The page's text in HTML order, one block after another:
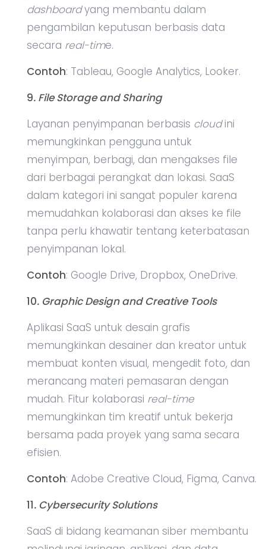
dashboardyang membantu dalam
pengambilan keputusan berbasis data
secara real-time.
Contoh: Tableau, Google Analytics, Looker.
9. File Storage and Sharing
Layanan penyimpanan berbasis cloudini
memungkinkan pengguna untuk
menyimpan, berbagi, dan mengakses file
dari berbagai perangkat dan lokasi. SaaS
dalam kategori ini sangat populer karena
memudahkan kolaborasi dan akses ke file
tanpa perlu khawatir tentang keterbatasan
penyimpanan lokal.
Contoh: Google Drive, Dropbox, OneDrive.
10. Graphic Design and Creative Tools
Aplikasi SaaS untuk desain grafis
memungkinkan desainer dan kreator untuk
membuat konten visual, mengedit foto, dan
merancang materi pemasaran dengan
mudah. Fitur kolaborasi real-time
memungkinkan tim kreatif untuk bekerja
bersama pada proyek yang sama secara
efisien.
Contoh: Adobe Creative Cloud, Figma, Canva.
11. Cybersecurity Solutions
SaaS di bidang keamanan siber membantu